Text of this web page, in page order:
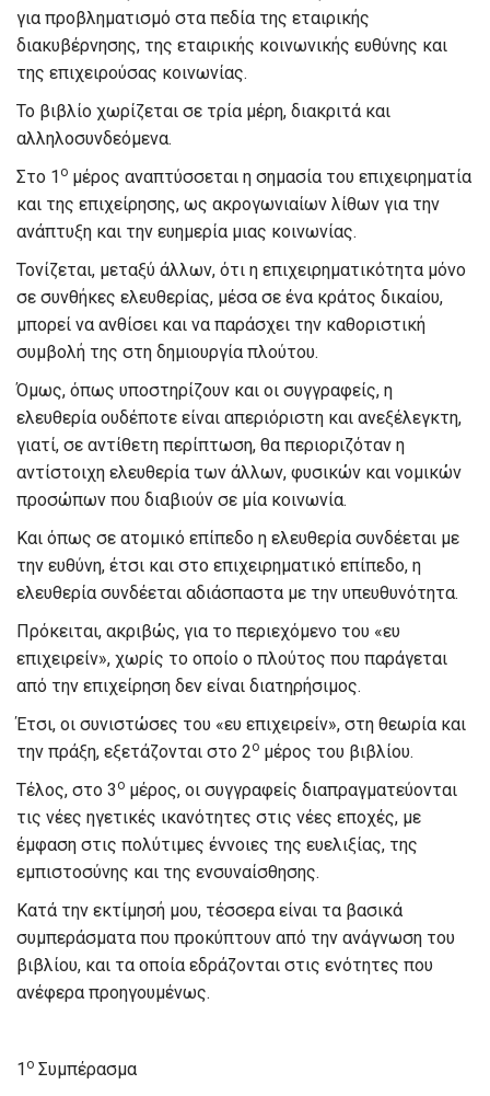
για προβληματισμό στα πεδία της εταιρικής
διακυβέρνησης, της εταιρικής κοινωνικής ευθύνης και
της επιχειρούσας κοινωνίας.
Το βιβλίο χωρίζεται σε τρία μέρη, διακριτά και
αλληλοσυνδεόμενα.
Στο 1 ο μέρος αναπτύσσεται η σημασία του επιχειρηματία
και της επιχείρησης, ως ακρογωνιαίων λίθων για την
ανάπτυξη και την ευημερία μιας κοινωνίας.
Τονίζεται, μεταξύ άλλων, ότι η επιχειρηματικότητα μόνο
σε συνθήκες ελευθερίας, μέσα σε ένα κράτος δικαίου,
μπορεί να ανθίσει και να παράσχει την καθοριστική
συμβολή της στη δημιουργία πλούτου.
Όμως, όπως υποστηρίζουν και οι συγγραφείς, η
ελευθερία ουδέποτε είναι απεριόριστη και ανεξέλεγκτη,
γιατί, σε αντίθετη περίπτωση, θα περιοριζόταν η
αντίστοιχη ελευθερία των άλλων, φυσικών και νομικών
προσώπων που διαβιούν σε μία κοινωνία.
Και όπως σε ατομικό επίπεδο η ελευθερία συνδέεται με
την ευθύνη, έτσι και στο επιχειρηματικό επίπεδο, η
ελευθερία συνδέεται αδιάσπαστα με την υπευθυνότητα.
Πρόκειται, ακριβώς, για το περιεχόμενο του «ευ
επιχειρείν», χωρίς το οποίο ο πλούτος που παράγεται
από την επιχείρηση δεν είναι διατηρήσιμος.
Έτσι, οι συνιστώσες του «ευ επιχειρείν», στη θεωρία και
την πράξη, εξετάζονται στο 2ο μέρος του βιβλίου.
Τέλος, στο 3 ο μέρος, οι συγγραφείς διαπραγματεύονται
τις νέες ηγετικές ικανότητες στις νέες εποχές, με
έμφαση στις πολύτιμες έννοιες της ευελιξίας, της
εμπιστοσύνης και της ενσυναίσθησης.
Κατά την εκτίμησή μου, τέσσερα είναι τα βασικά
συμπεράσματα που προκύπτουν από την ανάγνωση του
βιβλίου, και τα οποία εδράζονται στις ενότητες που
ανέφερα προηγουμένως.
1 ο Συμπέρασμα